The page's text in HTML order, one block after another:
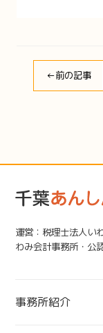
←前の記事
運営：税理士法人い
わみ会計事務所・公
事務所紹介